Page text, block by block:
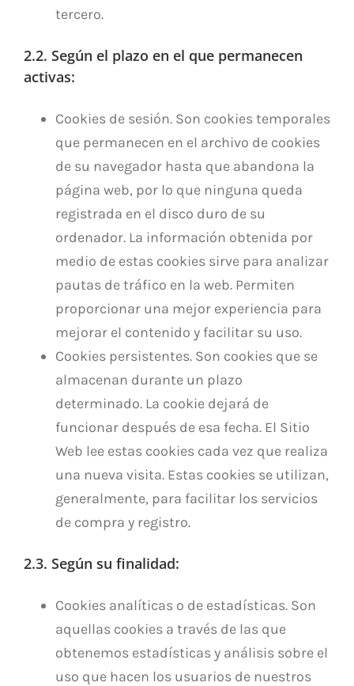
tercero.
2.2. Según el plazo en el que permanecen
activas:
Cookies de sesión. Son cookies temporales
que permanecen en el archivo de cookies
de su navegador hasta que abandona la
página web, por lo que ninguna queda
registrada en el disco duro de su
ordenador. La información obtenida por
medio de estas cookies sirve para analizar
pautas de tráfico en la web. Permiten
proporcionar una mejor experiencia para
mejorar el contenido y facilitar su uso.
Cookies persistentes. Son cookies que se
almacenan durante un plazo
determinado. La cookie dejará de
funcionar después de esa fecha. El Sitio
Web lee estas cookies cada vez que realiza
una nueva visita. Estas cookies se utilizan,
generalmente, para facilitar los servicios
de compra y registro.
2.3. Según su finalidad:
Cookies analíticas o de estadísticas. Son
aquellas cookies a través de las que
obtenemos estadísticas y análisis sobre el
uso que hacen los usuarios de nuestros